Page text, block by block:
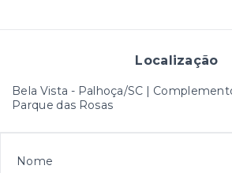
Localização
Bela Vista - Palhoça/SC |
Parque das Rosas
Nome